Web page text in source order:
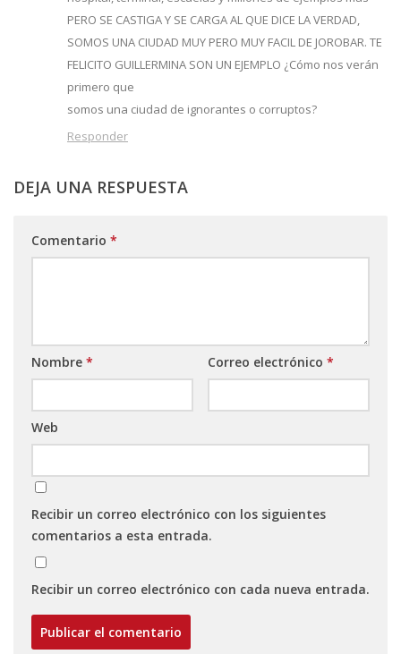
PERO SE CASTIGA Y SE CARGA AL QUE DICE LA VERDAD,
SOMOS UNA CIUDAD MUY PERO MUY FACIL DE JOROBAR. TE
FELICITO GUILLERMINA SON UN EJEMPLO ¿Cómo nos verán
primero que
somos una ciudad de ignorantes o corruptos?
Responder
DEJA UNA RESPUESTA
Comentario *
Nombre * Correo electrónico *
Web
Recibir un correo electrónico con los siguientes
comentarios a esta entrada.
Recibir un correo electrónico con cada nueva entrada.